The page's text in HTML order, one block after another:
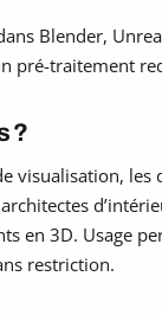
Blender,
pré-traitement
?
visualisation, les
en 3D. Usage
restriction.